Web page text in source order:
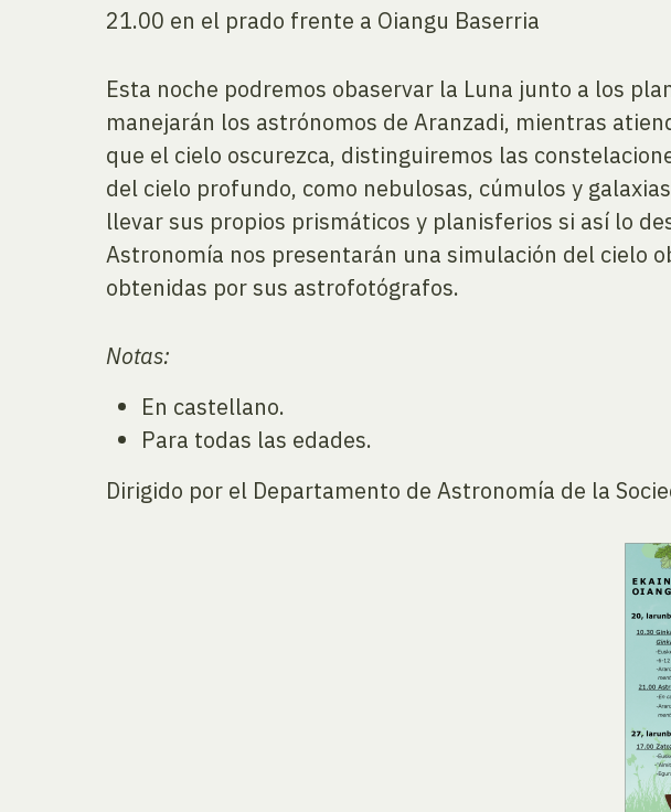
21.00 en el prado frente a Oiangu Baserria
Esta noche podremos obaservar la Luna junto a los
manejarán los astrónomos de Aranzadi, mientras
que el cielo oscurezca, distinguiremos las
del cielo profundo, como nebulosas, cúmulos y
llevar sus propios prismáticos y planisferios si así lo
Astronomía nos presentarán una simulación del cielo
obtenidas por sus astrofotógrafos.
Notas:
En castellano.
Para todas las edades.
Dirigido por el Departamento de Astronomía de la